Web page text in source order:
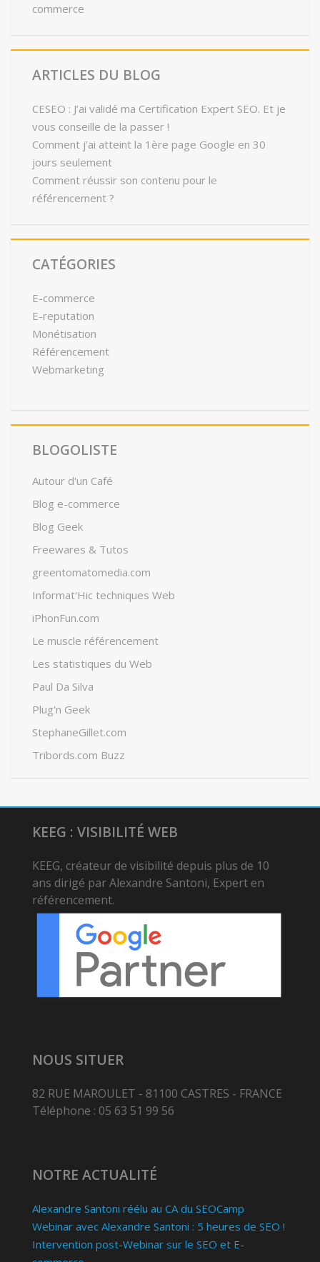
commerce
ARTICLES DU BLOG
CESEO : J’ai validé ma Certification Expert SEO. Et je
vous conseille de la passer !
Comment j’ai atteint la 1ère page Google en 30
jours seulement
Comment réussir son contenu pour le
référencement ?
CATÉGORIES
E-commerce
E-reputation
Monétisation
Référencement
Webmarketing
BLOGOLISTE
Autour d'un Café
Blog e-commerce
Blog Geek
Freewares & Tutos
greentomatomedia.com
Informat'Hic techniques Web
iPhonFun.com
Le muscle référencement
Les statistiques du Web
Paul Da Silva
Plug'n Geek
StephaneGillet.com
Tribords.com Buzz
KEEG : VISIBILITÉ WEB
KEEG, créateur de visibilité depuis plus de 10
ans dirigé par Alexandre Santoni, Expert en
référencement.
NOUS SITUER
82 RUE MAROULET - 81100 CASTRES - FRANCE
Téléphone : 05 63 51 99 56
NOTRE ACTUALITÉ
Alexandre Santoni réélu au CA du SEOCamp
Webinar avec Alexandre Santoni : 5 heures de SEO !
Intervention post-Webinar sur le SEO et E-